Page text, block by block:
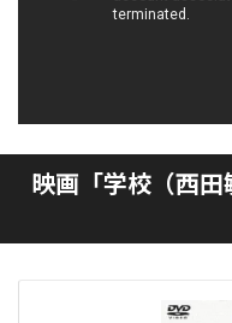
映画「学校（西